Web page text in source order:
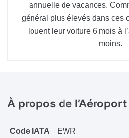
annuelle de vacances.
général plus élevés dans ces
louent leur voiture 6 mois à
moins.
À propos de
Code IATA
EWR